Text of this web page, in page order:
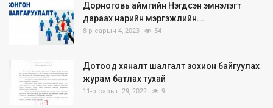
Дорноговь аймгийн Нэгдсэн эмнэлэгт
дараах нарийн мэргэжлийн...
8-р сарын 4, 2023 54
Дотоод хяналт шалгалт зохион байгуулах
журам батлах тухай
11-р сарын 29, 2022 9